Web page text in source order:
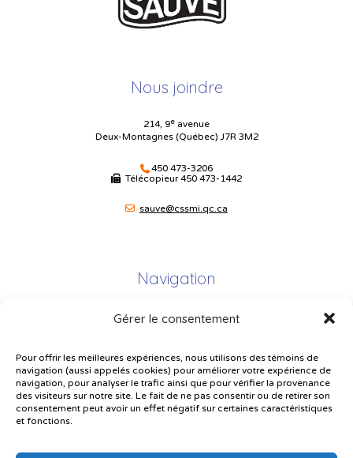
Gérer le consentement
Pour offrir les meilleures expériences, nous utilisons des témoins de
navigation (aussi appelés cookies) pour améliorer votre expérience de
navigation, pour analyser le trafic ainsi que pour vérifier la provenance
des visiteurs sur notre site. Le fait de ne pas consentir ou de retirer son
consentement peut avoir un effet négatif sur certaines caractéristiques
et fonctions.
Nous joindre
214, 9e avenue
Deux-Montagnes (Québec) J7R 3M2
450 473-3206
Télécopieur450 473-1442
sauve@cssmi.qc.ca
Navigation
Plan du site
Plainte – service à l’élève
Politique de confidentialité